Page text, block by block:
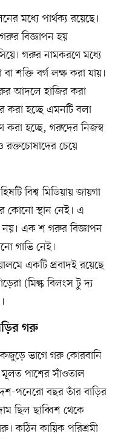
মধ্যে পার্থক্য রয়েছে।
গরুর বিজ্ঞাপন হয়
গরুর নামকরণে মধ্যে
শক্তি বর্গ লক্ষ করা যায়।
আদলে হাজির করা
করা হচ্ছে এমনটি বলা
করা হচ্ছে, গরুদের নিজস্ব
চেয়ে
বিশ্ব মিডিয়ায় জায়গা
কোনো স্থান নেই। এ
নয়। এক শ গরুর বিজ্ঞাপন
গাভি নেই।
একটি প্রবাদই রয়েছে
(মিল্ক বিলংস টু দ্য
গরু
ভাগে গরু কোরবানি
পাশের সাঁওতাল
দশ-পনেরো বছর তাঁর বাড়ির
ছিল ছাব্বিশ থেকে
কঠিন কায়িক পরিশ্রমী